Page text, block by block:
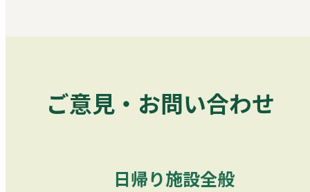
ご意見・お問い合わせ
日帰り施設全般